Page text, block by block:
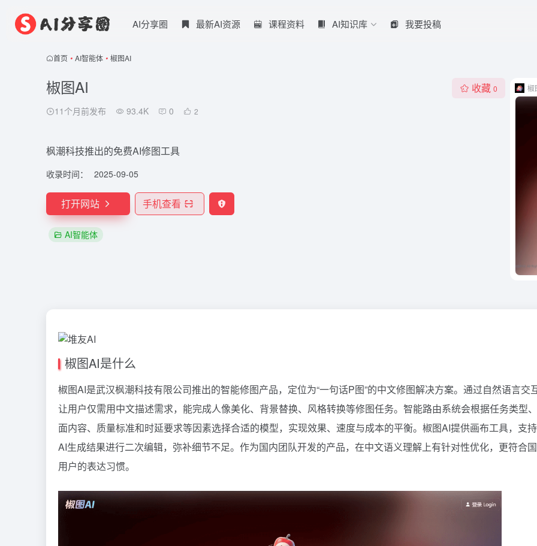
AI分享圈 最新AI资源 课程资料 AI知识库 我要投稿
首页 • AI智能体 • 椒图AI
椒图AI
11个月前发布 93.4K 0 2
收藏 0
枫潮科技推出的免费AI修图工具
收录时间： 2025-09-05
打开网站 手机查看
AI智能体
椒
椒图AI是什么
椒图AI是武汉枫潮科技有限公司推出的智能修图产品，定位为“一句话P图”的中文修图解决方案。通过自然语言交互
让用户仅需用中文描述需求，能完成人像美化、背景替换、风格转换等修图任务。智能路由系统会根据任务类型
面内容、质量标准和时延要求等因素选择合适的模型，实现效果、速度与成本的平衡。椒图AI提供画布工具，支
AI生成结果进行二次编辑，弥补细节不足。作为国内团队开发的产品，在中文语义理解上有针对性优化，更符合
用户的表达习惯。